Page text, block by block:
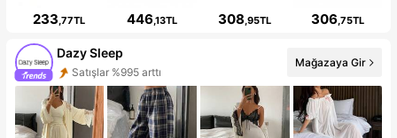
233,77TL 446,13TL 308,95TL 306,75TL
Dazy Sleep
Satışlar %995 arttı
Mağazaya Gir